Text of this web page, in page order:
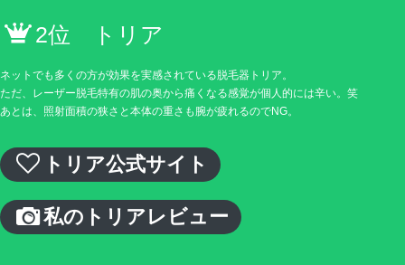
2位 トリア
ネットでも多くの方が効果を実感されている脱毛器トリア。
ただ、レーザー脱毛特有の肌の奥から痛くなる感覚が個人的には辛い。笑
あとは、照射面積の狭さと本体の重さも腕が疲れるのでNG。
トリア公式サイト
私のトリアレビュー